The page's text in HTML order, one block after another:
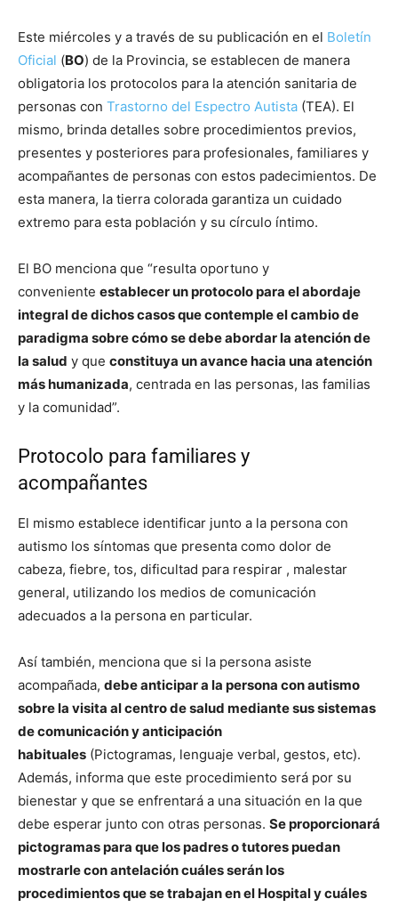
Este miércoles y a través de su publicación en el Boletín
Oficial (BO) de la Provincia, se establecen de manera
obligatoria los protocolos para la atención sanitaria de
personas con Trastorno del Espectro Autista (TEA). El
mismo, brinda detalles sobre procedimientos previos,
presentes y posteriores para profesionales, familiares y
acompañantes de personas con estos padecimientos. De
esta manera, la tierra colorada garantiza un cuidado
extremo para esta población y su círculo íntimo.
El BO menciona que “resulta oportuno y
conveniente establecer un protocolo para el abordaje
integral de dichos casos que contemple el cambio de
paradigma sobre cómo se debe abordar la atención de
la salud y que constituya un avance hacia una atención
más humanizada, centrada en las personas, las familias
y la comunidad”.
Protocolo para familiares y
acompañantes
El mismo establece identificar junto a la persona con
autismo los síntomas que presenta como dolor de
cabeza, fiebre, tos, dificultad para respirar , malestar
general, utilizando los medios de comunicación
adecuados a la persona en particular.
Así también, menciona que si la persona asiste
acompañada, debe anticipar a la persona con autismo
sobre la visita al centro de salud mediante sus sistemas
de comunicación y anticipación
habituales (Pictogramas, lenguaje verbal, gestos, etc).
Además, informa que este procedimiento será por su
bienestar y que se enfrentará a una situación en la que
debe esperar junto con otras personas. Se proporcionará
pictogramas para que los padres o tutores puedan
mostrarle con antelación cuáles serán los
procedimientos que se trabajan en el Hospital y cuáles